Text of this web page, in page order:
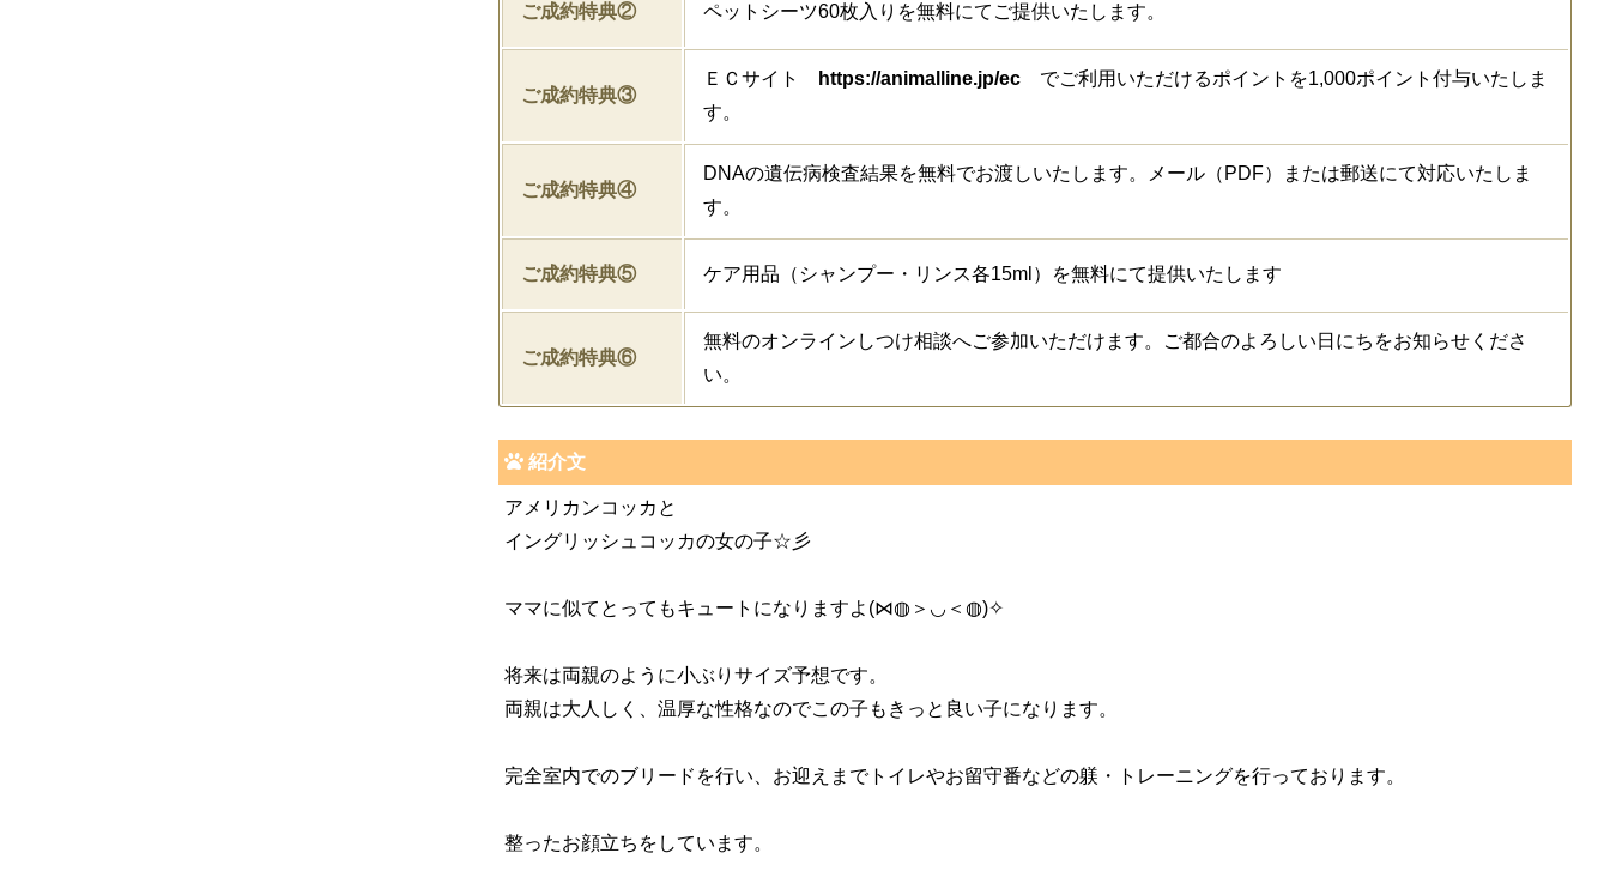
ご成約特典② ペットシーツ60枚入りを無料にてご提供いたします。
ご成約特典③
ＥＣサイト https://animalline.jp/ec でご利用いただけるポイントを1,000ポイント付与いたしま
す。
ご成約特典④
DNAの遺伝病検査結果を無料でお渡しいたします。メール（PDF）または郵送にて対応いたしま
す。
ご成約特典⑤ ケア用品（シャンプー・リンス各15ml）を無料にて提供いたします
ご成約特典⑥
無料のオンラインしつけ相談へご参加いただけます。ご都合のよろしい日にちをお知らせくださ
い。
紹介文
アメリカンコッカと
イングリッシュコッカの女の子☆彡
ママに似てとってもキュートになりますよ(⋈◍＞◡＜◍)✧
将来は両親のように小ぶりサイズ予想です。
両親は大人しく、温厚な性格なのでこの子もきっと良い子になります。
完全室内でのブリードを行い、お迎えまでトイレやお留守番などの躾・トレーニングを行っております。
整ったお顔立ちをしています。